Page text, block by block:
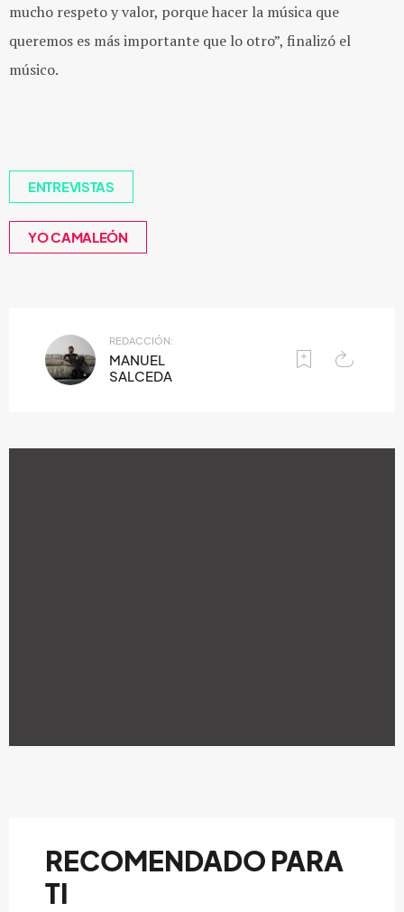
mucho respeto y valor, porque hacer la música que
queremos es más importante que lo otro”, finalizó el
músico.
ENTREVISTAS
YO CAMALEÓN
REDACCIÓN:
MANUEL
SALCEDA
RECOMENDADO PARA
TI